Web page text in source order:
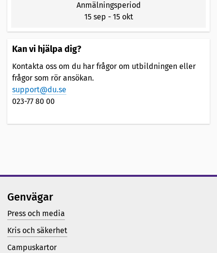
Anmälningsperiod
15 sep - 15 okt
Kan vi hjälpa dig?
Kontakta oss om du har frågor om utbildningen eller
frågor som rör ansökan.
support@du.se
023-77 80 00
Genvägar
Press och media
Kris och säkerhet
Campuskartor